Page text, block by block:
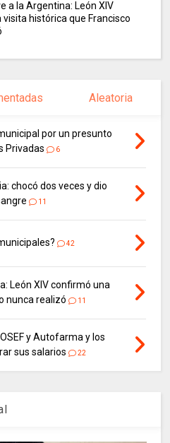
a la Argentina: León XIV
histórica que Francisco
Aleatoria
por un presunto
Privadas
6
chocó dos veces y dio
11
42
León XIV confirmó una
nunca realizó
11
y Autofarma y los
sus salarios
22